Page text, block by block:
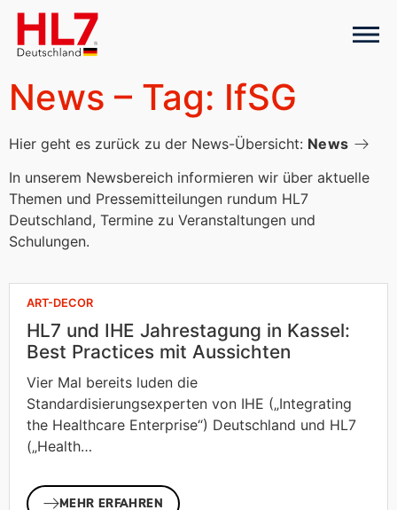
News – Tag: IfSG
Hier geht es zurück zu der News-Übersicht: News
In unserem Newsbereich informieren wir über aktuelle
Themen und Pressemitteilungen rundum HL7
Deutschland, Termine zu Veranstaltungen und
Schulungen.
ART-DECOR
HL7 und IHE Jahrestagung in Kassel:
Best Practices mit Aussichten
Vier Mal bereits luden die
Standardisierungsexperten von IHE („Integrating
the Healthcare Enterprise“) Deutschland und HL7
(„Health…
MEHR ERFAHREN